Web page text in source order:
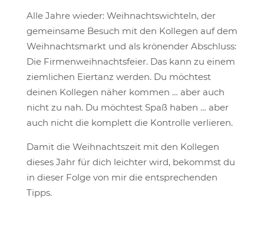
Alle Jahre wieder: Weihnachtswichteln, der
gemeinsame Besuch mit den Kollegen auf dem
Weihnachtsmarkt und als krönender Abschluss:
Die Firmenweihnachtsfeier. Das kann zu einem
ziemlichen Eiertanz werden. Du möchtest
deinen Kollegen näher kommen … aber auch
nicht zu nah. Du möchtest Spaß haben … aber
auch nicht die komplett die Kontrolle verlieren.
Damit die Weihnachtszeit mit den Kollegen
dieses Jahr für dich leichter wird, bekommst du
in dieser Folge von mir die entsprechenden
Tipps.